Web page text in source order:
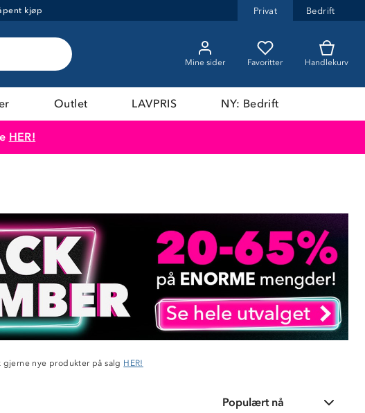
kjøp Privat Bedrift
Mine sider Favoritter Handlekurv
Outlet LAVPRIS NY: Bedrift
HER!
gjerne nye produkter på salg HER!